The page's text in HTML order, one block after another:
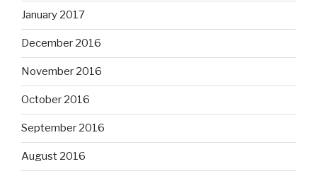
January 2017
December 2016
November 2016
October 2016
September 2016
August 2016